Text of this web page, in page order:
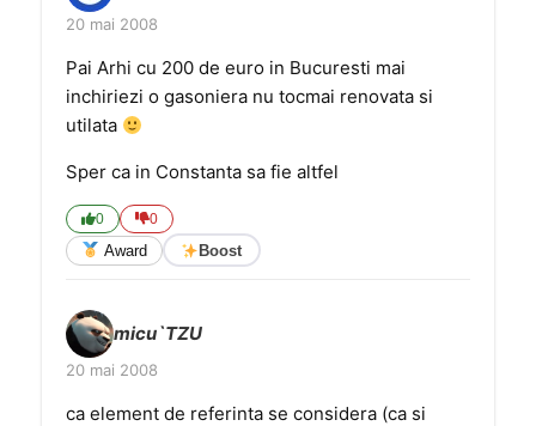
20 mai 2008
Pai Arhi cu 200 de euro in Bucuresti mai
inchiriezi o gasoniera nu tocmai renovata si
utilata
Sper ca in Constanta sa fie altfel
0 0
Award Boost
micu`TZU
20 mai 2008
ca element de referinta se considera (ca si